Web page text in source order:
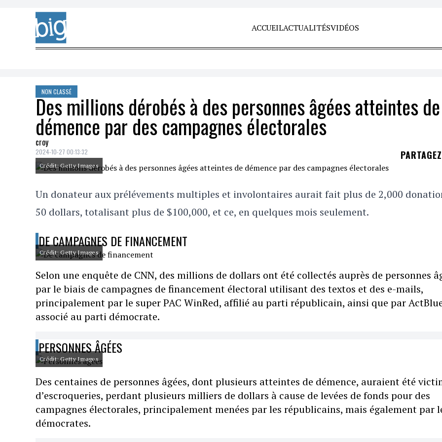
Skip to content
ACCUEILACTUALITÉSVIDÉOS
NON CLASSÉ
Des millions dérobés à des personnes âgées atteintes de
démence par des campagnes électorales
croy
2024-10-27 00:13:32 PARTAGEZ
Crédit: Getty Images
Un donateur aux prélévements multiples et involontaires aurait fait plus de 2,000
50 dollars, totalisant plus de $100,000, et ce, en quelques mois seulement.
DE CAMPAGNES DE FINANCEMENT
Crédit: Getty Images
Selon une enquête de CNN, des millions de dollars ont été collectés auprès de personnes
par le biais de campagnes de financement électoral utilisant des textos et des e-mails,
principalement par le super PAC WinRed, affilié au parti républicain, ainsi que par
associé au parti démocrate.
PERSONNES ÂGÉES
Crédit: Getty Images
Des centaines de personnes âgées, dont plusieurs atteintes de démence, auraient été
d’escroqueries, perdant plusieurs milliers de dollars à cause de levées de fonds pour des
campagnes électorales, principalement menées par les républicains, mais également par
démocrates.